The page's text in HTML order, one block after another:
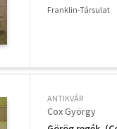
Franklin-Társulat
ANTIKVÁR
Cox György